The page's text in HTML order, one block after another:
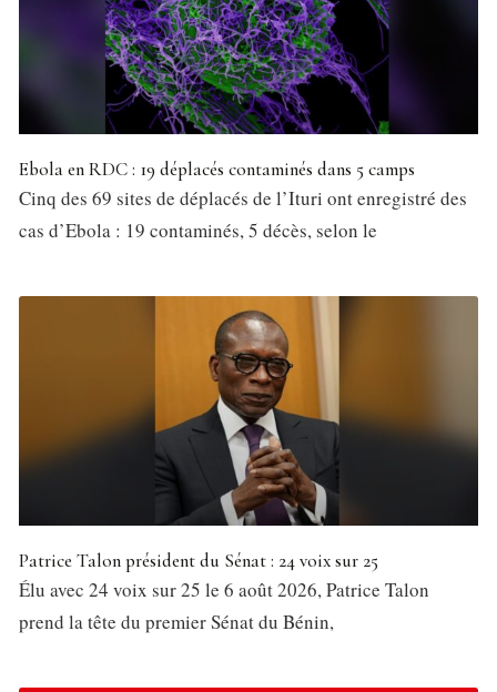
Ebola en RDC : 19 déplacés contaminés dans 5 camps
Cinq des 69 sites de déplacés de l’Ituri ont enregistré des
cas d’Ebola : 19 contaminés, 5 décès, selon le
Patrice Talon président du Sénat : 24 voix sur 25
Élu avec 24 voix sur 25 le 6 août 2026, Patrice Talon
prend la tête du premier Sénat du Bénin,